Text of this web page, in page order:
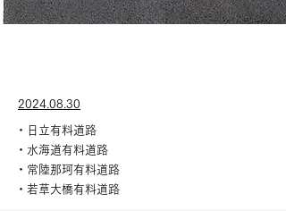
2024.08.30
・日立有料道路
・水海道有料道路
・常陸那珂有料道路
​・若草大橋有料道路